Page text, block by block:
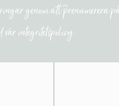
genom att prenumerera
integritetspolicy.